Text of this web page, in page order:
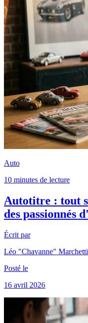
Auto
10 minutes de lecture
Autotitre : tout
des passionnés
Écrit par
Léo "Chavanne" Marchetti
Posté le
16 avril 2026